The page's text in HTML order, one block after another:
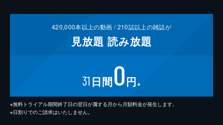
420,000本以上の動画 /210誌以上の雑誌が
見放題 読み放題
31 日間0円 ※
※無料トライアル期間終了日の翌日が属する月から月額料金が発生します。
※日割りでのご請求はいたしません。